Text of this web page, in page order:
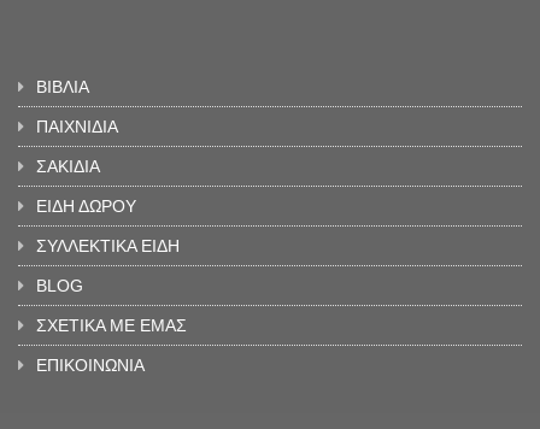
ΒΙΒΛΙΑ
ΠΑΙΧΝΙΔΙΑ
ΣΑΚΙΔΙΑ
ΕΙΔΗ ΔΩΡΟΥ
ΣΥΛΛΕΚΤΙΚΑ ΕΙΔΗ
BLOG
ΣΧΕΤΙΚΑ ΜΕ ΕΜΑΣ
ΕΠΙΚΟΙΝΩΝΙΑ